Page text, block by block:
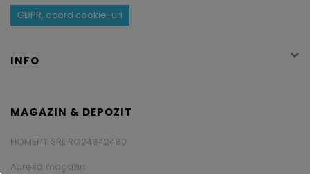
GDPR, acord cookie-uri
INFO 
MAGAZIN & DEPOZIT
HOMEFIT SRL RO24842480
Adresă magazin: